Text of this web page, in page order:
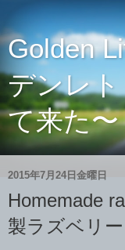
Golden
デンレ
て来た〜
2015年7月24日金曜日
Homemade
製ラズベリ